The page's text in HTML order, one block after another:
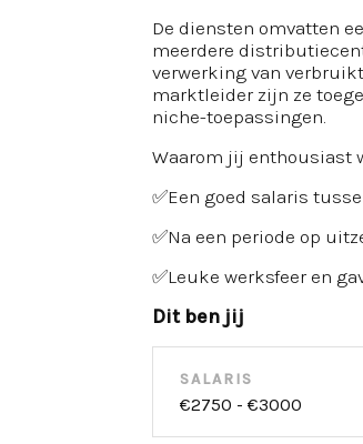
De diensten omvatten
meerdere
verwerking van
marktleider zijn ze
niche-toepassingen.
Waarom jij enthousiast
✅Een goed salaris
✅Na een periode op
✅Leuke werksfeer en
Dit ben jij
SALARIS
€2750 - €3000